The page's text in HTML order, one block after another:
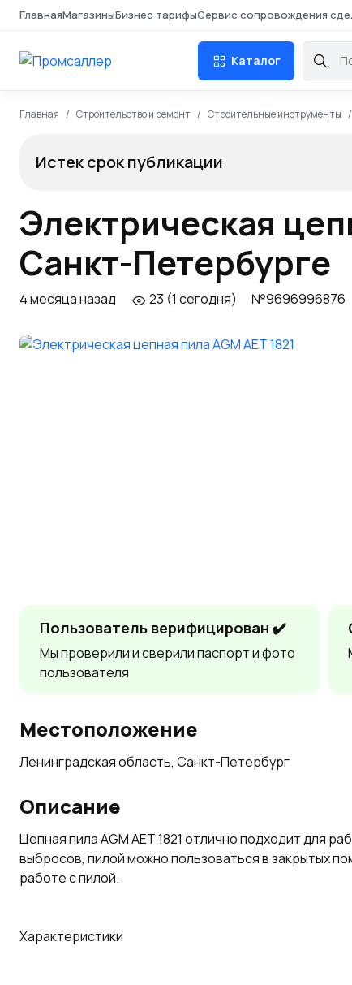
ГлавнаяМагазиныБизнес тарифыСервис сопровождения
Каталог
Главная Строительство и ремонт Строительные инструменты
Истек срок публикации
Электрическая
Санкт-Петербурге
4 месяца назад 23 (1 сегодня) №9696996876
Пользователь верифицирован ✔️
Мы проверили и сверили паспорт и фото
пользователя
Местоположение
Ленинградская область, Санкт-Петербург
Описание
Цепная пила AGM AET 1821 отлично подходит для
выбросов, пилой можно пользоваться в закрытых
работе с пилой.
Характеристики